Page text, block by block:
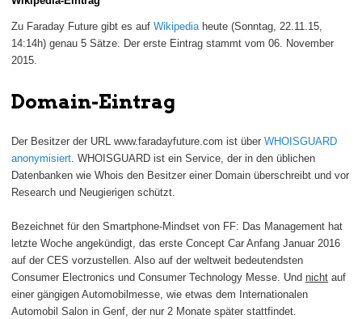
Zu Faraday Future gibt es auf Wikipedia heute (Sonntag, 22.11.15,
14:14h) genau 5 Sätze. Der erste Eintrag stammt vom 06. November
2015.
Domain-Eintrag
Der Besitzer der URL www.faradayfuture.com ist über WHOISGUARD
anonymisiert. WHOISGUARD ist ein Service, der in den üblichen
Datenbanken wie Whois den Besitzer einer Domain überschreibt und vor
Research und Neugierigen schützt.
Bezeichnet für den Smartphone-Mindset von FF: Das Management hat
letzte Woche angekündigt, das erste Concept Car Anfang Januar 2016
auf der CES vorzustellen. Also auf der weltweit bedeutendsten
Consumer Electronics und Consumer Technology Messe. Und nicht auf
einer gängigen Automobilmesse, wie etwas dem Internationalen
Automobil Salon in Genf, der nur 2 Monate später stattfindet.